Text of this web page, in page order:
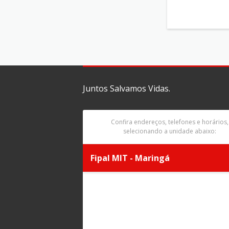
Juntos Salvamos Vidas.
Confira endereços, telefones e horários,
selecionando a unidade abaixo:
Fipal MIT - Maringá